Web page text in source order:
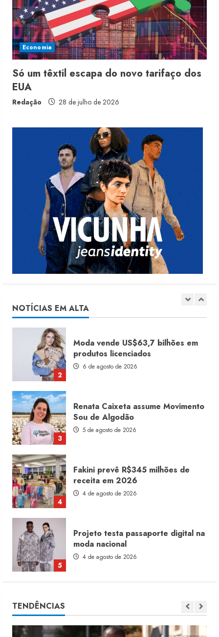
Economia
Só um têxtil escapa do novo tarifaço dos
EUA
Redação 28 de julho de 2026
NOTÍCIAS EM ALTA
3
Renata Caixeta assume Movimento
Sou de Algodão
5 de agosto de 2026
receita em 2026
5
Projeto testa passaporte digital na
moda nacional
4 de agosto de 2026
1
Dia dos Pais reforça retomada da
moda no varejo
7 de agosto de 2026
2
6 de agosto de 2026
3
Renata Caixeta assume Movimento
Sou de Algodão
5 de agosto de 2026
4
Fakini prevê R$345 milhões de
receita em 2026
4 de agosto de 2026
5
Projeto testa passaporte digital na
moda nacional
4 de agosto de 2026
1
Dia dos Pais reforça retomada da
moda no varejo
7 de agosto de 2026
2
TENDÊNCIAS